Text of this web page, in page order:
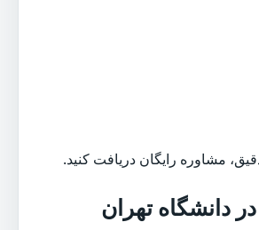
مشاوره رایگان دریافت کنید.
دانشگاه تهران